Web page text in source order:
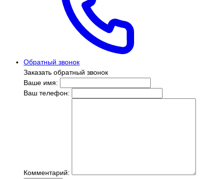
Обратный звонок
Заказать обратный звонок
Ваше имя:
Ваш телефон:
Комментарий: